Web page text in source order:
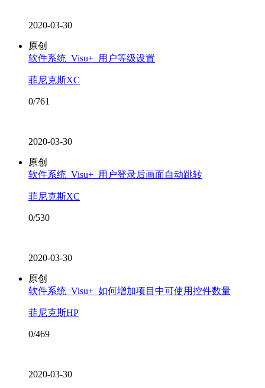
2020-03-30
原创
软件系统_Visu+_用户等级设置
菲尼克斯XC
0/761
2020-03-30
原创
软件系统_Visu+_用户登录后画面自动跳转
菲尼克斯XC
0/530
2020-03-30
原创
软件系统_Visu+_如何增加项目中可使用控件数量
菲尼克斯HP
0/469
2020-03-30